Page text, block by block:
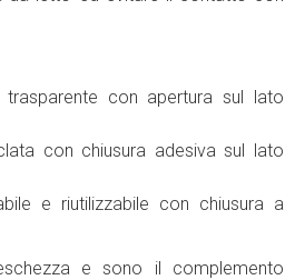
trasparente con apertura sul lato
con chiusura adesiva sul lato
e riutilizzabile con chiusura a
e sono il complemento